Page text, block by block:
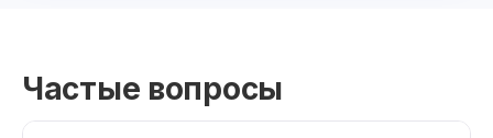
Частые вопросы